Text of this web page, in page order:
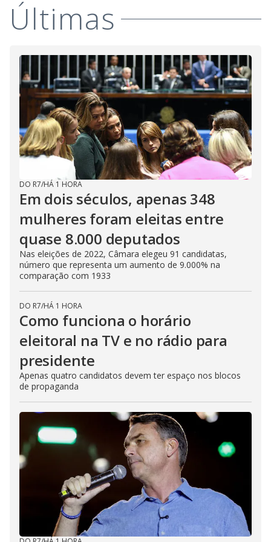
V
i
d
e
o
Últimas
DO R7/HÁ 1 HORA
Em dois séculos, apenas 348
mulheres foram eleitas entre
quase 8.000 deputados
Nas eleições de 2022, Câmara elegeu 91 candidatas,
número que representa um aumento de 9.000% na
comparação com 1933
DO R7/HÁ 1 HORA
Como funciona o horário
eleitoral na TV e no rádio para
presidente
Apenas quatro candidatos devem ter espaço nos blocos
de propaganda